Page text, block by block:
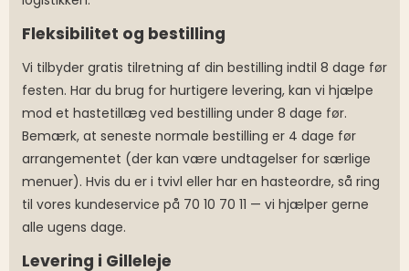
Fleksibilitet og bestilling
Vi tilbyder gratis tilretning af din bestilling indtil 8 dage før
festen. Har du brug for hurtigere levering, kan vi hjælpe
mod et hastetillæg ved bestilling under 8 dage før.
Bemærk, at seneste normale bestilling er 4 dage før
arrangementet (der kan være undtagelser for særlige
menuer). Hvis du er i tvivl eller har en hasteordre, så ring
til vores kundeservice på 70 10 70 11 — vi hjælper gerne
alle ugens dage.
Levering i Gilleleje